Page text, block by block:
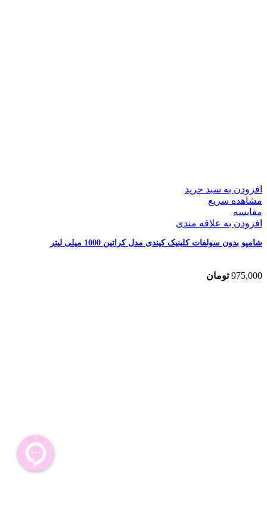
افزودن به سبد خرید
مشاهده سریع
مقایسه
افزودن به علاقه مندی
شامپو بدون سولفات کلینیک کیندی مدل کراتین 1000 میلی لیتر
975,000 تومان